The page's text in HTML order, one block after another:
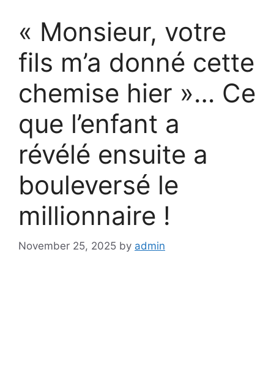
« Monsieur, votre
fils m’a donné cette
chemise hier »… Ce
que l’enfant a
révélé ensuite a
bouleversé le
millionnaire !
November 25, 2025 by admin